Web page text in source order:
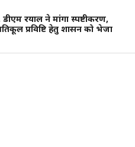
डीएम रयाल ने मांगा स्पष्टीकरण,
प्रविष्टि हेतु शासन को भेजा